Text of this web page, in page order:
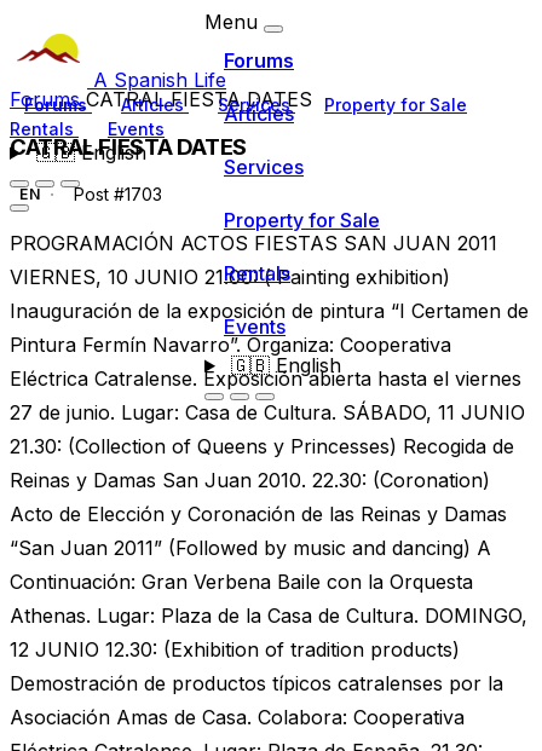
A Spanish Life
Forums Articles Services
Property for Sale
Rentals
Events
🇬🇧English
Menu
Forums
Articles
Services
Property for Sale
Rentals
Events
🇬🇧English
ForumsCATRAL FIESTA DATES
CATRAL FIESTA DATES
EN Post #1703
PROGRAMACIÓN ACTOS FIESTAS SAN JUAN 2011
VIERNES, 10 JUNIO 21.00: ( Painting exhibition)
Inauguración de la exposición de pintura “I Certamen de
Pintura Fermín Navarro”. Organiza: Cooperativa
Eléctrica Catralense. Exposición abierta hasta el viernes
27 de junio. Lugar: Casa de Cultura. SÁBADO, 11 JUNIO
21.30: (Collection of Queens y Princesses) Recogida de
Reinas y Damas San Juan 2010. 22.30: (Coronation)
Acto de Elección y Coronación de las Reinas y Damas
“San Juan 2011” (Followed by music and dancing) A
Continuación: Gran Verbena Baile con la Orquesta
Athenas. Lugar: Plaza de la Casa de Cultura. DOMINGO,
12 JUNIO 12.30: (Exhibition of tradition products)
Demostración de productos típicos catralenses por la
Asociación Amas de Casa. Colabora: Cooperativa